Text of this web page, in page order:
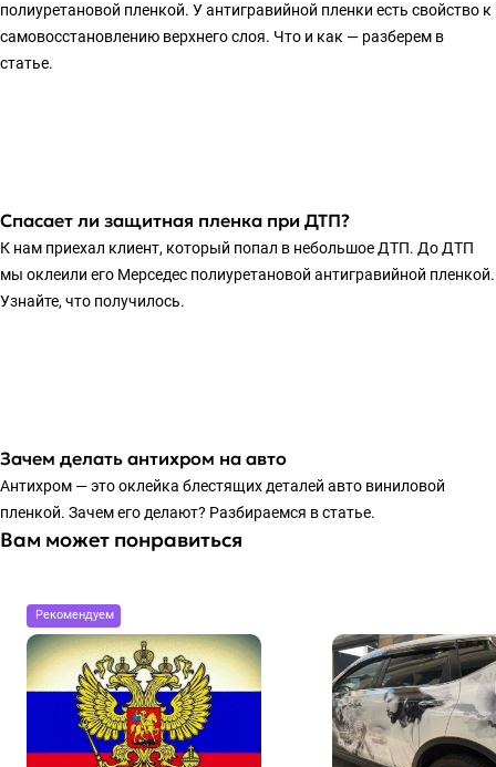
полиуретановой пленкой. У антигравийной пленки есть свойство к
самовосстановлению верхнего слоя. Что и как — разберем в
статье.
Спасает ли защитная пленка при ДТП?
К нам приехал клиент, который попал в небольшое ДТП. До ДТП
мы оклеили его Мерседес полиуретановой антигравийной пленкой.
Узнайте, что получилось.
Зачем делать антихром на авто
Антихром — это оклейка блестящих деталей авто виниловой
пленкой. Зачем его делают? Разбираемся в статье.
Вам может понравиться
Рекомендуем